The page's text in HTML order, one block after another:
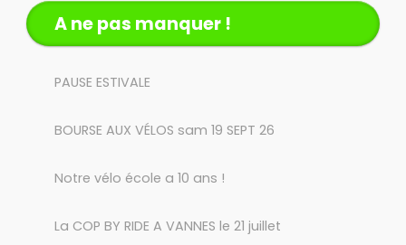
A ne pas manquer !
PAUSE ESTIVALE
BOURSE AUX VÉLOS sam 19 SEPT 26
Notre vélo école a 10 ans !
La COP BY RIDE A VANNES le 21 juillet